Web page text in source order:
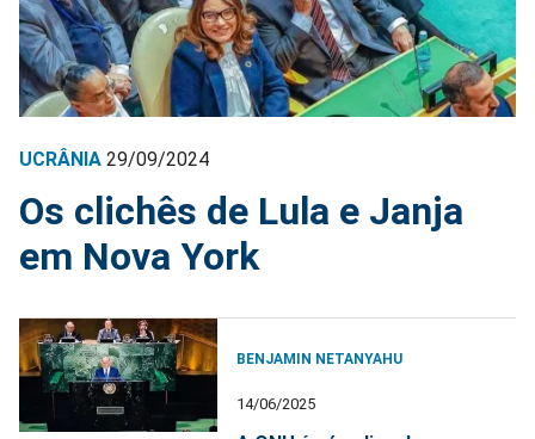
UCRÂNIA 29/09/2024
Os clichês de Lula e Janja
em Nova York
BENJAMIN NETANYAHU
14/06/2025